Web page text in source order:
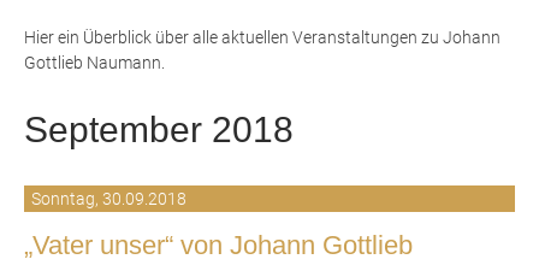
Hier ein Überblick über alle aktuellen Veranstaltungen zu Johann
Gottlieb Naumann.
September 2018
Sonntag, 30.09.2018
„Vater unser“ von Johann Gottlieb